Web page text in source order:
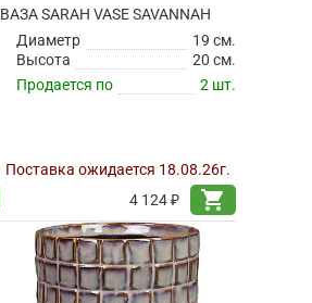
ВАЗА SARAH VASE SAVANNAH
Диаметр
19 см.
Высота
20 см.
Продается по
2 шт.
Поставка ожидается 18.08.26г.
4 124 ₽
shopping_cart